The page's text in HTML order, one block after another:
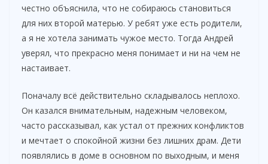
честно объяснила, что не собираюсь становиться
для них второй матерью. У ребят уже есть родители,
а я не хотела занимать чужое место. Тогда Андрей
уверял, что прекрасно меня понимает и ни на чем не
настаивает.
Поначалу всё действительно складывалось неплохо.
Он казался внимательным, надежным человеком,
часто рассказывал, как устал от прежних конфликтов
и мечтает о спокойной жизни без лишних драм. Дети
появлялись в доме в основном по выходным, и меня